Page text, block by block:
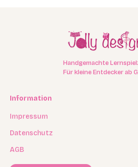
Handgemachte
Für kleine Entdecker ab
Information
Impressum
Datenschutz
AGB